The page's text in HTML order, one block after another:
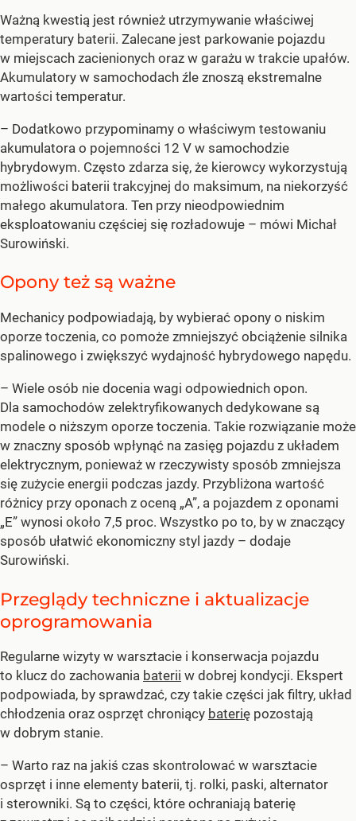
Ważną kwestią jest również utrzymywanie właściwej
temperatury baterii. Zalecane jest parkowanie pojazdu
w miejscach zacienionych oraz w garażu w trakcie upałów.
Akumulatory w samochodach źle znoszą ekstremalne
wartości temperatur.
– Dodatkowo przypominamy o właściwym testowaniu
akumulatora o pojemności 12 V w samochodzie
hybrydowym. Często zdarza się, że kierowcy wykorzystują
możliwości baterii trakcyjnej do maksimum, na niekorzyść
małego akumulatora. Ten przy nieodpowiednim
eksploatowaniu częściej się rozładowuje – mówi Michał
Surowiński.
Opony też są ważne
Mechanicy podpowiadają, by wybierać opony o niskim
oporze toczenia, co pomoże zmniejszyć obciążenie silnika
spalinowego i zwiększyć wydajność hybrydowego napędu.
– Wiele osób nie docenia wagi odpowiednich opon.
Dla samochodów zelektryfikowanych dedykowane są
modele o niższym oporze toczenia. Takie rozwiązanie może
w znaczny sposób wpłynąć na zasięg pojazdu z układem
elektrycznym, ponieważ w rzeczywisty sposób zmniejsza
się zużycie energii podczas jazdy. Przybliżona wartość
różnicy przy oponach z oceną „A”, a pojazdem z oponami
„E” wynosi około 7,5 proc. Wszystko po to, by w znaczący
sposób ułatwić ekonomiczny styl jazdy – dodaje
Surowiński.
Przeglądy techniczne i aktualizacje
oprogramowania
Regularne wizyty w warsztacie i konserwacja pojazdu
to klucz do zachowania baterii w dobrej kondycji. Ekspert
podpowiada, by sprawdzać, czy takie części jak filtry, układ
chłodzenia oraz osprzęt chroniący baterię pozostają
w dobrym stanie.
– Warto raz na jakiś czas skontrolować w warsztacie
osprzęt i inne elementy baterii, tj. rolki, paski, alternator
i sterowniki. Są to części, które ochraniają baterię